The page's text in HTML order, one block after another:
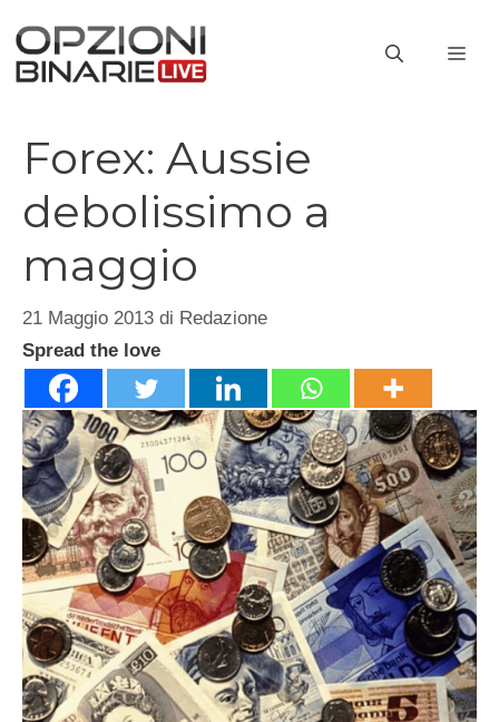
contenuto
Forex: Aussie
debolissimo a
maggio
21 Maggio 2013 di Redazione
Spread the love